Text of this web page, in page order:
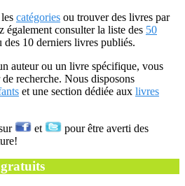
catégories ou trouver des livres par
également consulter la liste des 50
des 10 derniers livres publiés.
auteur ou un livre spécifique, vous
recherche. Nous disposons
et une section dédiée aux livres
et
pour être averti des